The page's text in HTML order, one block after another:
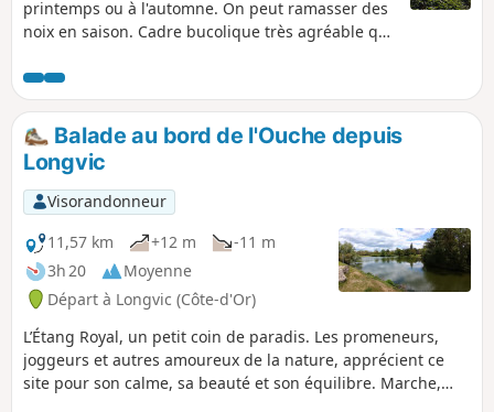
printemps ou à l'automne. On peut ramasser des
noix en saison. Cadre bucolique très agréable qui
possible au bord de l'étang.Remarque : la Gaule
de Neuilly organise son Enduro Carpes du 23 au
25 mai (2025) à l'étang de Neuilly-Crimolois.
Balade au bord de l'Ouche depuis
Longvic
Visorandonneur
11,57 km
+12 m
-11 m
3h 20
Moyenne
Départ à Longvic (Côte-d'Or)
L’Étang Royal, un petit coin de paradis. Les promeneurs,
joggeurs et autres amoureux de la nature, apprécient ce
site pour son calme, sa beauté et son équilibre. Marche,